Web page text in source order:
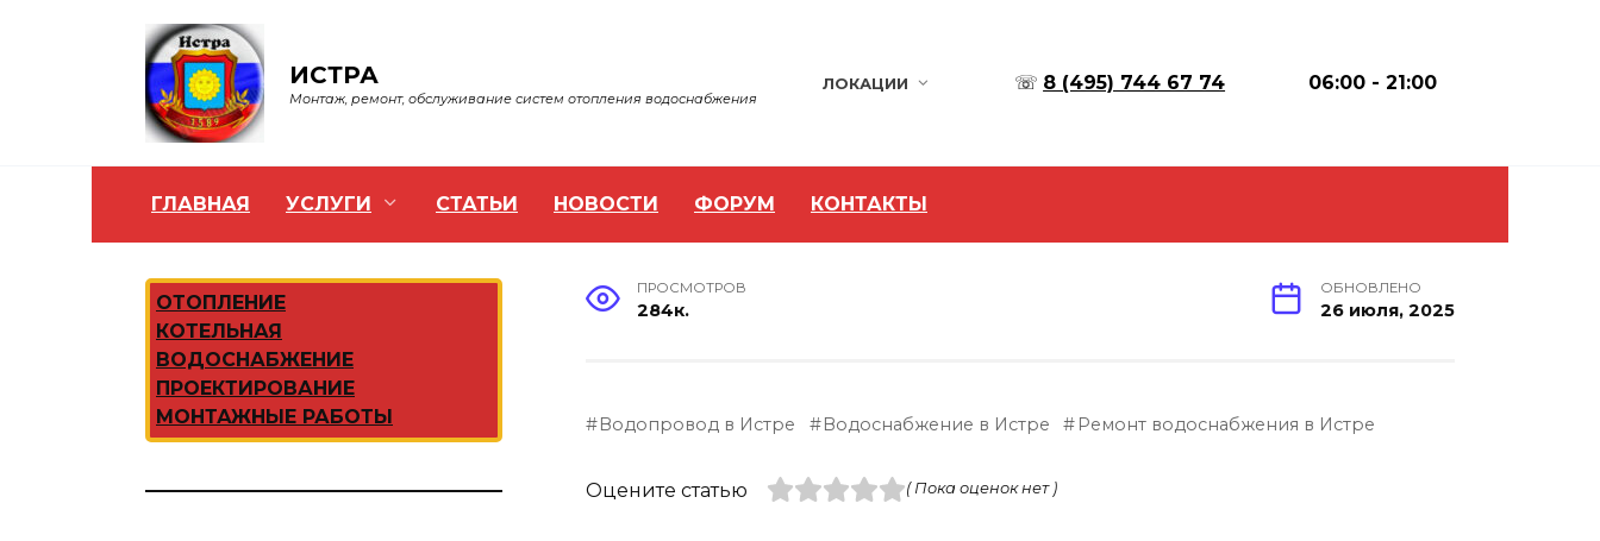
ИСТРА
Монтаж, ремонт, обслуживание систем отопления водоснабжения
ЛОКАЦИИ ☏ 8 (495) 744 67 74 06:00 - 21:00
ГЛАВНАЯ УСЛУГИ СТАТЬИ НОВОСТИ ФОРУМ КОНТАКТЫ
ПРОСМОТРОВ
284к.
ОБНОВЛЕНО
26 июля, 2025
Водопровод в Истре Водоснабжение в Истре Ремонт водоснабжения в Истре
Оцените статью ( Пока оценок нет )
ОТОПЛЕНИЕ
КОТЕЛЬНАЯ
ВОДОСНАБЖЕНИЕ
ПРОЕКТИРОВАНИЕ
МОНТАЖНЫЕ РАБОТЫ